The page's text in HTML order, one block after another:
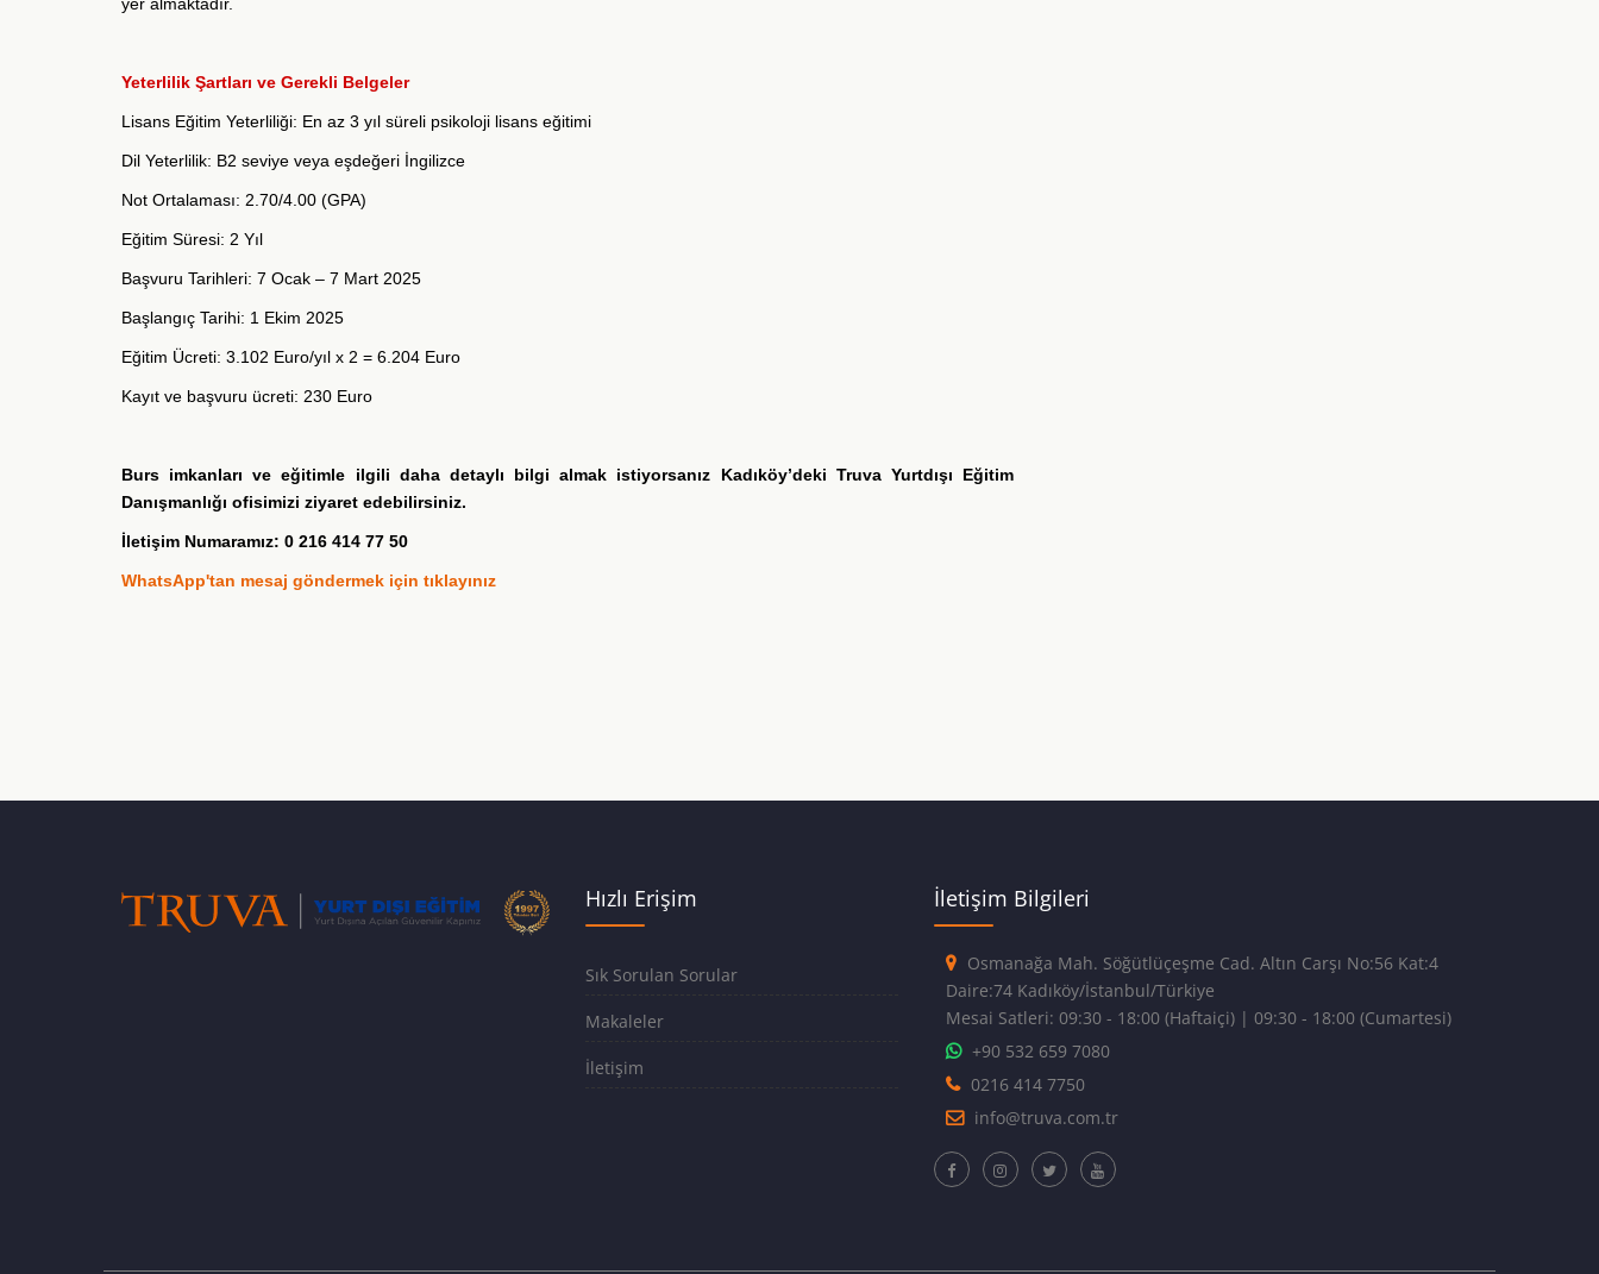
Yeterlilik Şartları ve Gerekli Belgeler
Lisans Eğitim Yeterliliği: En az 3 yıl süreli psikoloji lisans eğitimi
Dil Yeterlilik: B2 seviye veya eşdeğeri İngilizce
Not Ortalaması: 2. 70/4.00 (GPA)
Eğitim Süresi: 2 Yıl
Başvuru Tarihleri: 7 Ocak – 7 Mart 2025
Başlangıç Tarihi: 1 Ekim 2025
Eğitim Ücreti: 3.102 Euro/yıl x 2 = 6.204 Euro
Kayıt ve başvuru ücreti: 230 Euro
Burs imkanları ve eğitimle ilgili daha detaylı bilgi almak istiyorsanız Kadıköy’deki Truva Yurtdışı Eğitim
Danışmanlığı ofisimizi ziyaret edebilirsiniz.
İletişim Numaramız: 0 216 414 77 50
WhatsApp'tan mesaj göndermek için tıklayınız
Hızlı Erişim
Sık Sorulan Sorular
Makaleler
İletişim
İletişim Bilgileri
Osmanağa Mah. Söğütlüçeşme Cad. Altın Carşı No:56 Kat:4
Daire:74 Kadıköy/İstanbul/Türkiye
Mesai Satleri: 09:30 - 18:00 (Haftaiçi) | 09:30 - 18:00 (Cumartesi)
+90 532 659 7080
0216 414 7750
info@truva.com.tr